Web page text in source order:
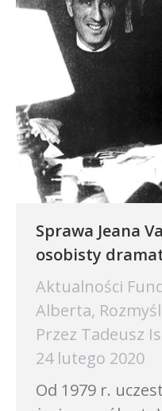
Sprawa Jeana
osobisty
Aktualności
Alberta,
Przez Tadeusz
24 lutego 2020
Od 1979 r.